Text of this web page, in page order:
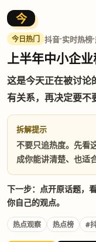
今
今日热门 抖音·实时热榜·
上半年中小企
这是今天正在被讨论
有关系，再决定要不
拆解提示
不要只追热度。先看
成你能讲清楚、也适
下一步：点开原话题，
你自己的观点。
热点观察 热点榜 #